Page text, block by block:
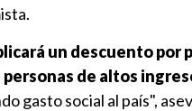
un descuento por
personas de altos
gasto social al país",